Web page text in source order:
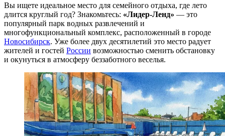
Вы ищете идеальное место для семейного отдыха, где лето
длится круглый год? Знакомьтесь: «Лидер-Ленд» — это
популярный парк водных развлечений и
многофункциональный комплекс, расположенный в городе
Новосибирск. Уже более двух десятилетий это место радует
жителей и гостей России возможностью сменить обстановку
и окунуться в атмосферу беззаботного веселья.